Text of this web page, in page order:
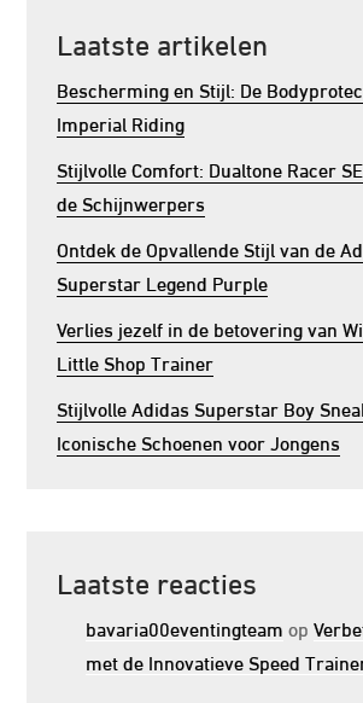
Laatste artikelen
Bescherming en Stijl: De
Imperial Riding
Stijlvolle Comfort: Dualtone Racer
de Schijnwerpers
Ontdek de Opvallende Stijl van de
Superstar Legend Purple
Verlies jezelf in de betovering van
Little Shop Trainer
Stijlvolle Adidas Superstar Boy
Iconische Schoenen voor Jongens
Laatste reacties
bavaria00eventingteam op
met de Innovatieve Speed